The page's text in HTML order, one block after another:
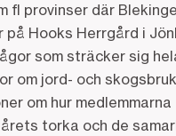
fl provinser där
på Hooks Herrgård i
som sträcker sig
om jord- och
om hur medlemmarna
torka och de